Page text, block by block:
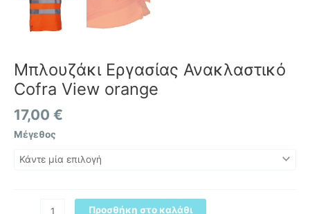
Μπλουζάκι Εργασίας Ανακλαστικό
Cofra View orange
17,00 €
Μέγεθος
Προσθήκη στο καλάθι